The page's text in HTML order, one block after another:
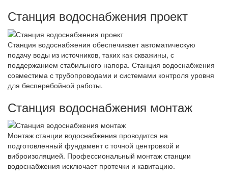
Станция водоснабжения проект
Станция водоснабжения обеспечивает автоматическую
подачу воды из источников, таких как скважины, с
поддержанием стабильного напора. Станция водоснабжения
совместима с трубопроводами и системами контроля уровня
для бесперебойной работы.
Станция водоснабжения монтаж
Монтаж станции водоснабжения проводится на
подготовленный фундамент с точной центровкой и
виброизоляцией. Профессиональный монтаж станции
водоснабжения исключает протечки и кавитацию.